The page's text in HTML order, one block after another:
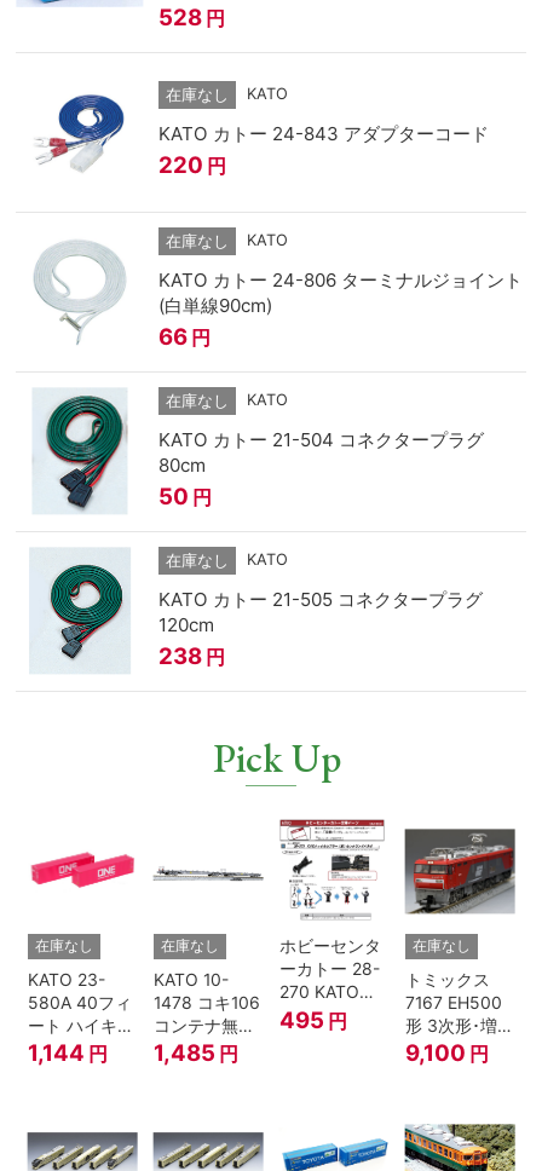
528 円
在庫なし KATO
KATO カトー 24-843 アダプターコード
220 円
在庫なし KATO
KATO カトー 24-806 ターミナルジョイント
(白単線90cm)
66 円
在庫なし KATO
KATO カトー 21-504 コネクタープラグ
80cm
50 円
在庫なし KATO
KATO カトー 21-505 コネクタープラグ
120cm
238 円
Pick Up
在庫なし
KATO 23-
580A 40フィ
ート ハイキュ
ーブコンテナ
ONE マゼンタ
1,144 円
在庫なし
KATO 10-
1478 コキ106
コンテナ無積
載 2両セット
鉄道模型 Nゲ
1,485 円
ホビーセンタ
ーカトー 28-
270 KATOナ
ックルカプラ
ー 黒 センタ
495 円
在庫なし
トミックス
7167 EH500
形 3次形･増備
型
9,100 円